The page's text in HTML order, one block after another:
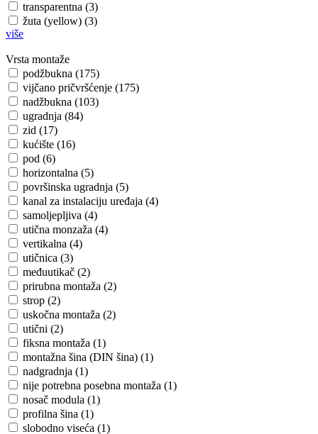
transparentna (3)
žuta (yellow) (3)
više
Vrsta montaže
podžbukna (175)
vijčano pričvršćenje (175)
nadžbukna (103)
ugradnja (84)
zid (17)
kućište (16)
pod (6)
horizontalna (5)
površinska ugradnja (5)
kanal za instalaciju uređaja (4)
samoljepljiva (4)
utična monzaža (4)
vertikalna (4)
utičnica (3)
međuutikač (2)
prirubna montaža (2)
strop (2)
uskočna montaža (2)
utični (2)
fiksna montaža (1)
montažna šina (DIN šina) (1)
nadgradnja (1)
nije potrebna posebna montaža (1)
nosač modula (1)
profilna šina (1)
slobodno viseća (1)